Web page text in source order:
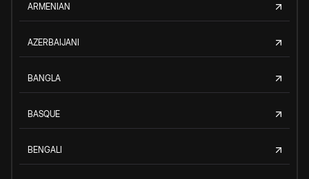
ARMENIAN
AZERBAIJANI
BANGLA
BASQUE
BENGALI